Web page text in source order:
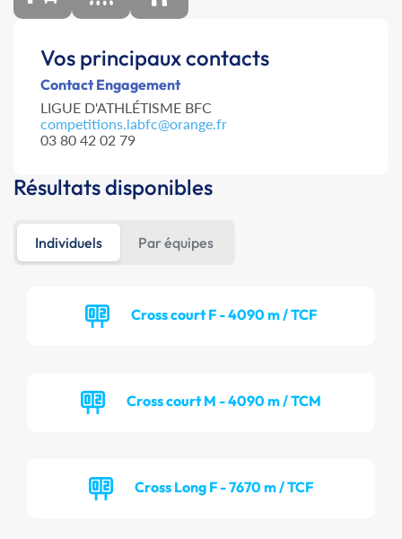
Vos principaux contacts
Contact Engagement
LIGUE D'ATHLÉTISME BFC
competitions.labfc@orange.fr
03 80 42 02 79
Résultats disponibles
Individuels Par équipes
Cross court F - 4090 m / TCF
Cross court M - 4090 m / TCM
Cross Long F - 7670 m / TCF